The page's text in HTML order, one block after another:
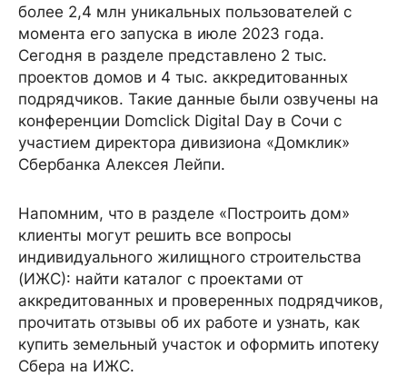
более 2,4 млн уникальных пользователей с
момента его запуска в июле 2023 года.
Сегодня в разделе представлено 2 тыс.
проектов домов и 4 тыс. аккредитованных
подрядчиков. Такие данные были озвучены на
конференции Domclick Digital Day в Сочи с
участием директора дивизиона «Домклик»
Сбербанка Алексея Лейпи.
Напомним, что в разделе «Построить дом»
клиенты могут решить все вопросы
индивидуального жилищного строительства
(ИЖС): найти каталог с проектами от
аккредитованных и проверенных подрядчиков,
прочитать отзывы об их работе и узнать, как
купить земельный участок и оформить ипотеку
Сбера на ИЖС.